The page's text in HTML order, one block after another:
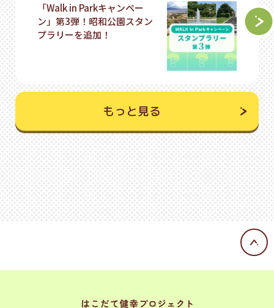
「Walk in Parkキャンペー
ン」第3弾！昭和公園スタン
プラリーを追加！
もっと見る